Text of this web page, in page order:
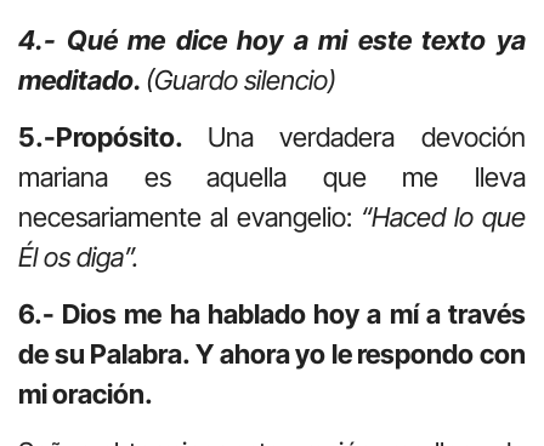
4.- Qué me dice hoy a mi este texto ya
meditado. (Guardo silencio)
5.-Propósito. Una verdadera devoción
mariana es aquella que me lleva
necesariamente al evangelio: “Haced lo que
Él os diga”.
6.- Dios me ha hablado hoy a mí a través
de su Palabra. Y ahora yo le respondo con
mi oración.